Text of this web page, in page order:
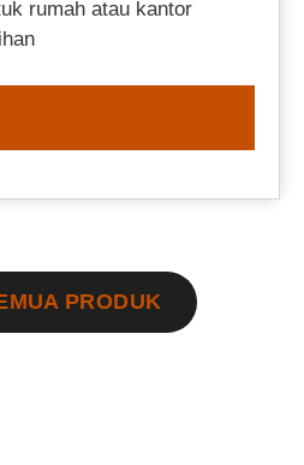
rumah atau kantor
PRODUK